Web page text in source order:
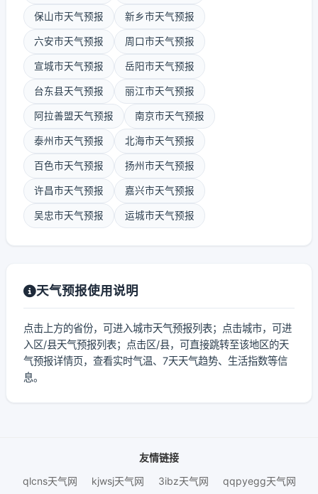
保山市天气预报 新乡市天气预报
六安市天气预报 周口市天气预报
宣城市天气预报 岳阳市天气预报
台东县天气预报 丽江市天气预报
阿拉善盟天气预报 南京市天气预报
泰州市天气预报 北海市天气预报
百色市天气预报 扬州市天气预报
许昌市天气预报 嘉兴市天气预报
吴忠市天气预报 运城市天气预报
天气预报使用说明
点击上方的省份，可进入城市天气预报列表；点击城市，可进
入区/县天气预报列表；点击区/县，可直接跳转至该地区的天
气预报详情页，查看实时气温、7天天气趋势、生活指数等信
息。
友情链接
qlcns天气网
kjwsj天气网 3ibz天气网 qqpyegg天气网